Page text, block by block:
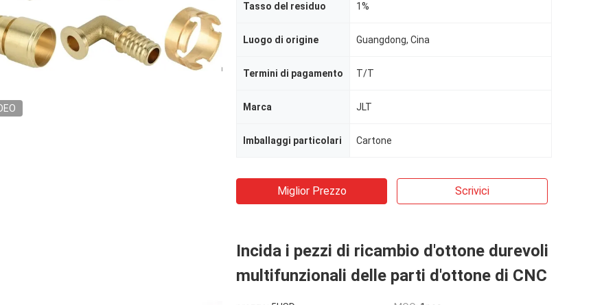
Tasso del residuo 1%
Luogo di origine Guangdong, Cina
Termini di pagamento T/T
Marca JLT
Imballaggi particolari Cartone
Miglior Prezzo Scrivici
Incida i pezzi di ricambio d'ottone durevoli
multifunzionali delle parti d'ottone di CNC